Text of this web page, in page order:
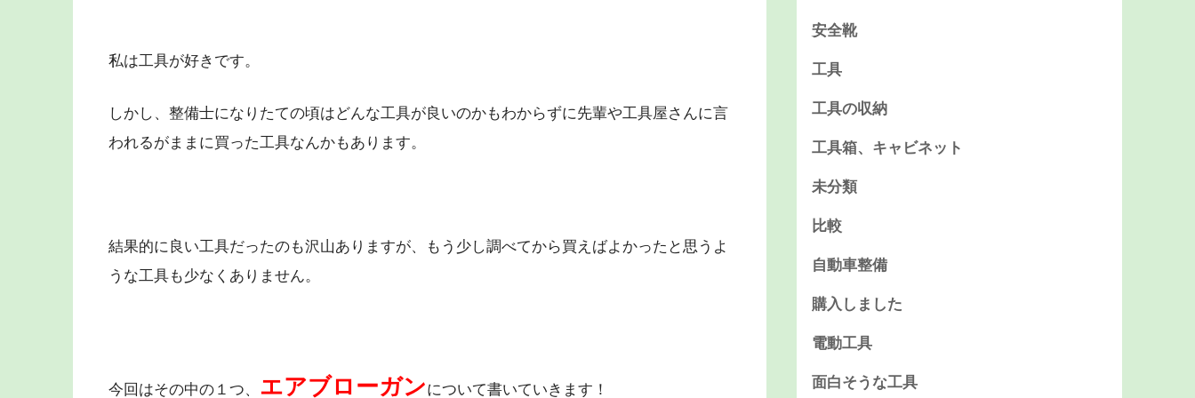
私は工具が好きです。
しかし、整備士になりたての頃はどんな工具が良いのかもわからずに先輩や工具屋さんに言
われるがままに買った工具なんかもあります。
結果的に良い工具だったのも沢山ありますが、もう少し調べてから買えばよかったと思うよ
うな工具も少なくありません。
今回はその中の１つ、 エアブローガンについて書いていきます！
安全靴
工具
工具の収納
工具箱、キャビネット
未分類
比較
自動車整備
購入しました
電動工具
面白そうな工具